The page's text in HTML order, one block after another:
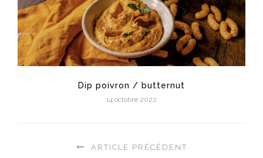
Dip poivron / butternut
14 octobre 2022
ARTICLE PRÉCÉDENT